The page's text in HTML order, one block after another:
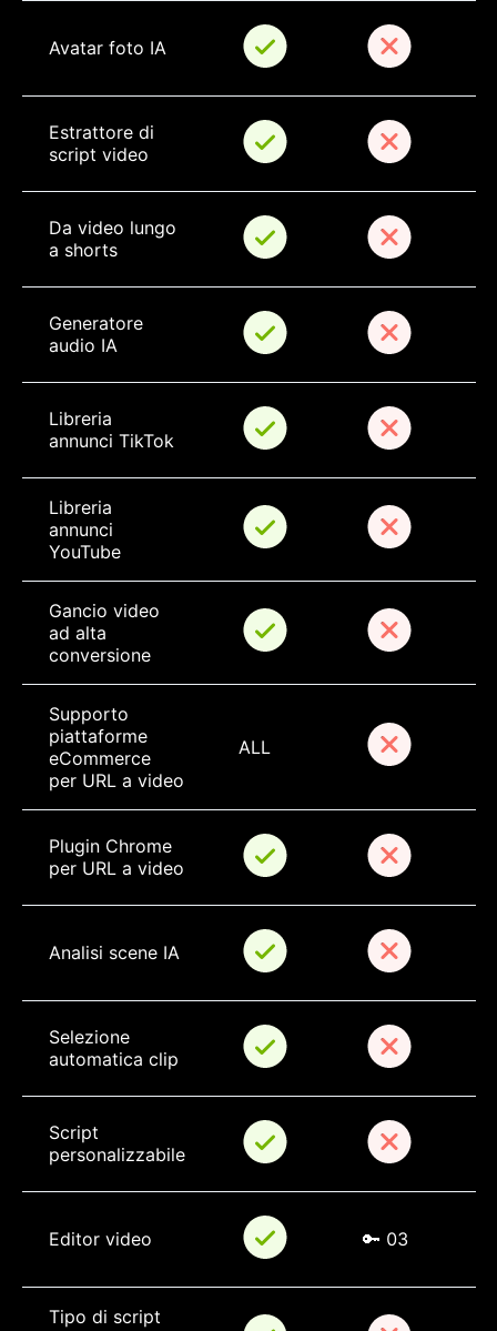
Avatar foto IA
Estrattore di
script video
Da video lungo
a shorts
Generatore
audio IA
Libreria
annunci TikTok
Libreria
annunci
YouTube
Gancio video
ad alta
conversione
Supporto
piattaforme
eCommerce
per URL a video
ALL
Plugin Chrome
per URL a video
Analisi scene IA
Selezione
automatica clip
Script
personalizzabile
Editor video 🔑 03
Tipo di script